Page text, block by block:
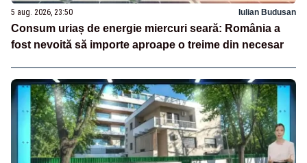
5 aug. 2026, 23:50 Iulian Budusan
Consum uriaș de energie miercuri seară: România a
fost nevoită să importe aproape o treime din necesar